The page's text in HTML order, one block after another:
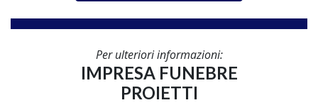
Per ulteriori informazioni:
IMPRESA FUNEBRE
PROIETTI